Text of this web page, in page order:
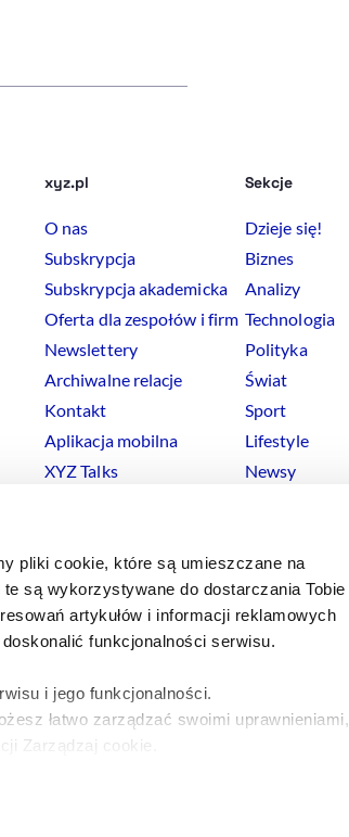
pliki cookie, które są umieszczane na
są wykorzystywane do dostarczania Tobie
artykułów i informacji reklamowych
funkcjonalności serwisu.
i jego funkcjonalności.
łatwo zarządzać swoimi uprawnieniami,
Zarządzaj cookie.
xyz.pl
O nas
Subskrypcja
Subskrypcja akademicka
Oferta dla zespołów i firm
Newslettery
Archiwalne relacje
Kontakt
Aplikacja mobilna
XYZ Talks
Sekcje
Dzieje się!
Biznes
Analizy
Technologia
Polityka
Świat
Sport
Lifestyle
Newsy
RegulaminUstawieniaCookies